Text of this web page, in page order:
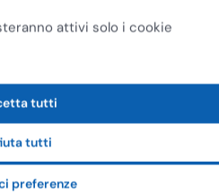
€8,64
attivi solo i cookie
tutti
tutti
preferenze